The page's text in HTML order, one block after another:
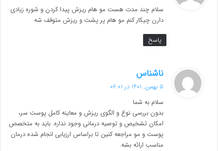
:
سلام چند مدت هست مو هام ریزش پیدا کردن و شوره زیادی
دارن چیکار کنم مو هام پر پشت و ریزش متوقف شه
پاسخ
ناشناس
ف
:
5 بهمن, 1401 در 06:01
سلام به شما
بدون بررسی نوع و الگوی ریزش و معاینه کامل پوست سر،
امکان تشخیص و توصیه درمانی وجود نداره. باید به متخصص
پوست و مو مراجعه کنین تا براساس ارزیابی انجام شده درمان
مناسب ارائه بشه.